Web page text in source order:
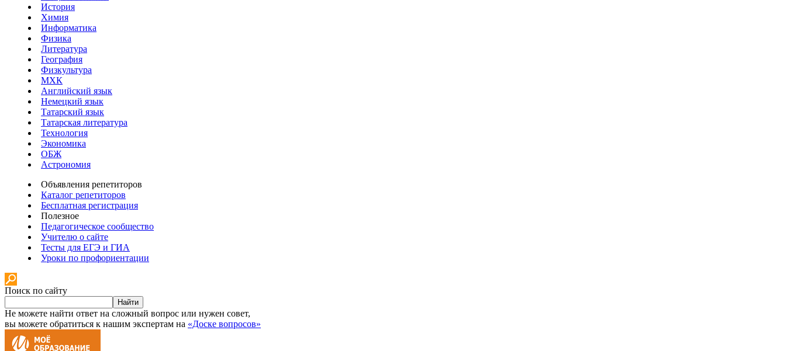
История
Химия
Информатика
Физика
Литература
География
Физкультура
МХК
Английский язык
Немецкий язык
Татарский язык
Татарская литература
Технология
Экономика
ОБЖ
Астрономия
Объявления репетиторов
Каталог репетиторов
Бесплатная регистрация
Полезное
Педагогическое сообщество
Учителю о сайте
Тесты для ЕГЭ и ГИА
Уроки по профориентации
Поиск по сайту
Найти
Не можете найти ответ на сложный вопрос или нужен совет,
вы можете обратиться к нашим экспертам на «Доске вопросов»